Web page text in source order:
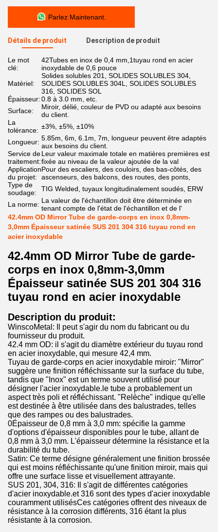
Parlez Maintenant.
Détails de produit Description de produit
Le mot
clé:
42Tubes en inox de 0,4 mm,1tuyau rond en acier
inoxydable de 0,6 pouce
Matériel:
Solides solubles 201, SOLIDES SOLUBLES 304,
SOLIDES SOLUBLES 304L, SOLIDES SOLUBLES
316, SOLIDES SOL
Épaisseur:0.8 à 3.0 mm, etc.
Surface:
Miroir, délié, couleur de PVD ou adapté aux besoins
du client.
La
tolérance: ±3%, ±5%, ±10%
Longueur: 5.85m, 6m, 6.1m, 7m, longueur peuvent être adaptés
aux besoins du client.
Service de
traitement:
Leur valeur maximale totale en matières premières est
fixée au niveau de la valeur ajoutée de la val
Application
du projet:
Pour des escaliers, des couloirs, des bas-côtés, des
ascenseurs, des balcons, des routes, des ponts,
Type de
soudage:
TIG Welded, tuyaux longitudinalement soudés, ERW
La norme: La valeur de l'échantillon doit être déterminée en
tenant compte de l'état de l'échantillon et de l'
42.4mm OD Mirror Tube de garde-corps en inox 0,8mm-
3,0mm Épaisseur satinée SUS 201 304 316 tuyau rond en
acier inoxydable
42.4mm OD Mirror Tube de garde-
corps en inox 0,8mm-3,0mm
Épaisseur satinée SUS 201 304 316
tuyau rond en acier inoxydable
Description du produit:
WinscoMetal: Il peut s'agir du nom du fabricant ou du
fournisseur du produit.
42.4 mm OD: il s'agit du diamètre extérieur du tuyau rond
en acier inoxydable, qui mesure 42,4 mm.
Tuyau de garde-corps en acier inoxydable miroir: "Mirror"
suggère une finition réfléchissante sur la surface du tube,
tandis que "Inox" est un terme souvent utilisé pour
désigner l'acier inoxydable.le tube a probablement un
aspect très poli et réfléchissant. "Relèche" indique qu'elle
est destinée à être utilisée dans des balustrades, telles
que des rampes ou des balustrades.
0Épaisseur de 0,8 mm à 3,0 mm: spécifie la gamme
d'options d'épaisseur disponibles pour le tube, allant de
0,8 mm à 3,0 mm. L'épaisseur détermine la résistance et la
durabilité du tube.
Satin: Ce terme désigne généralement une finition brossée
qui est moins réfléchissante qu'une finition miroir, mais qui
offre une surface lisse et visuellement attrayante.
SUS 201, 304, 316: Il s'agit de différentes catégories
d'acier inoxydable.et 316 sont des types d'acier inoxydable
couramment utilisésCes catégories offrent des niveaux de
résistance à la corrosion différents, 316 étant la plus
résistante à la corrosion.